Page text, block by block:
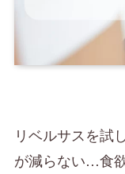
リベルサスを試
が減らない…食